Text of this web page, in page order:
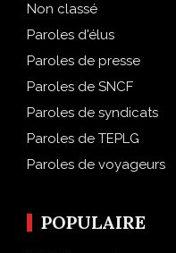
Non classé
Paroles d'élus
Paroles de presse
Paroles de SNCF
Paroles de syndicats
Paroles de TEPLG
Paroles de voyageurs
POPULAIRE